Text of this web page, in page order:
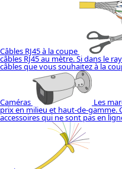
Câbles RJ45 à la coupe
câbles RJ45 au mètre. Si dans le
câbles que vous souhaitez à la
Caméras Les
prix en milieu et haut-de-gamme.
accessoires qui ne sont pas en